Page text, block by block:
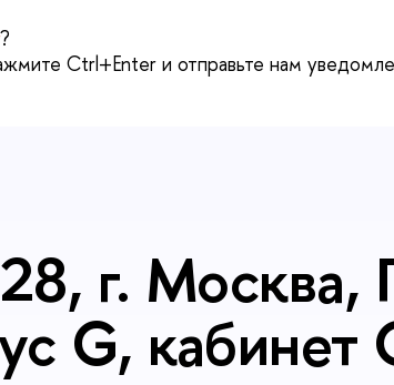
?
Ctrl+Enter и отправьте нам
г. Москва,
G, кабинет